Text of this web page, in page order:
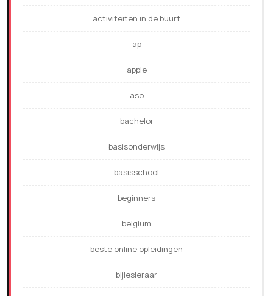
activiteiten in de buurt
ap
apple
aso
bachelor
basisonderwijs
basisschool
beginners
belgium
beste online opleidingen
bijlesleraar